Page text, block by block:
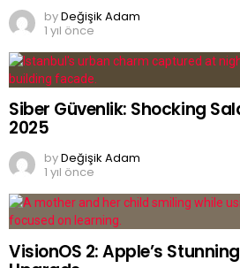
byDeğişik Adam
1 yıl önce
Siber Güvenlik: Shocking
2025
byDeğişik Adam
1 yıl önce
VisionOS 2: Apple’s